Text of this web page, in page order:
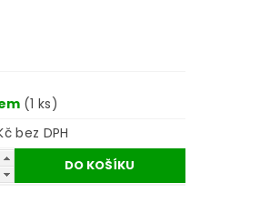
(1 ks)
28,93 Kč bez DPH